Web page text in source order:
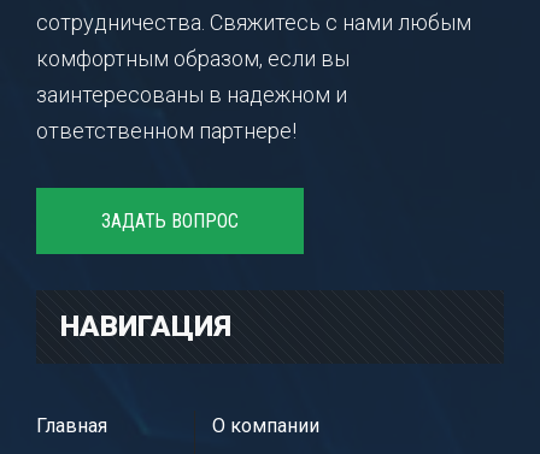
сотрудничества. Свяжитесь с нами любым
комфортным образом, если вы
заинтересованы в надежном и
ответственном партнере!
ЗАДАТЬ ВОПРОС
НАВИГАЦИЯ
Главная
О компании